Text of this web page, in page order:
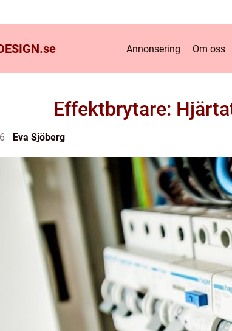
se Annonsering Om oss
Effektbrytare:
Eva Sjöberg